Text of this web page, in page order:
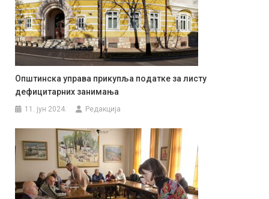
Општинска управа прикупља податке за листу
дефицитарних занимања
11. јун 2024. Редакција